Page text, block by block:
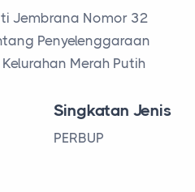
Jembrana Nomor 32
Penyelenggaraan
Merah Putih
Singkatan Jenis
PERBUP